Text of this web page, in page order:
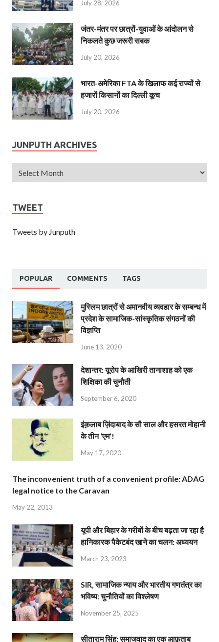
July 28, 2026
जंतर-मंतर पर छात्रों-युवाओं के आंदोलन से
निकलते कुछ जरूरी सबक
July 20, 2026
भारत-अमेरिका FTA के खिलाफ कई राज्यों से
हजारों किसानों का दिल्ली कूच
July 20, 2026
JUNPUTH ARCHIVES
TWEET
Tweets by Junputh
POPULAR COMMENTS TAGS
मुस्लिम छात्रों से अमानवीय व्यवहार के सम्बन्ध में
प्रदेश के सामाजिक-सांस्कृतिक संगठनों की
विज्ञप्ति
June 13, 2020
देशान्‍तर: यूरोप के आखिरी तानाशाह को एक
शिक्षिका की चुनौती
September 6, 2020
इंक़लाब ज़िंदाबाद के सौ साल और हसरत मोहानी
के तीन ‘एम’!
May 17, 2020
The inconvenient truth of a convenient profile: ADAG
legal notice to the Caravan
May 22, 2013
यूपी और बिहार के गरीबों के बीच बढ़ता जा रहा है
हानिकारक पैकेटबंद खाने का चलन: अध्ययन
March 23, 2023
SIR, सामाजिक न्याय और भारतीय गणतंत्र का
भविष्य: चुनौतियों का विश्लेषण
November 25, 2025
सीताराम सिंह: समाजवाद का एक आफ़ताब